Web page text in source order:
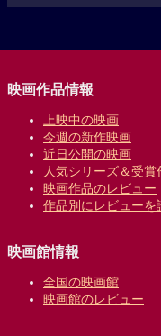
映画作品情報
上映中の映画
今週の新作映画
近日公開の映画
人気シリーズ＆受賞
映画作品のレビュー
作品別にレビューを
映画館情報
全国の映画館
映画館のレビュー